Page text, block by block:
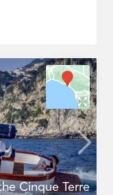
Cinque Terre